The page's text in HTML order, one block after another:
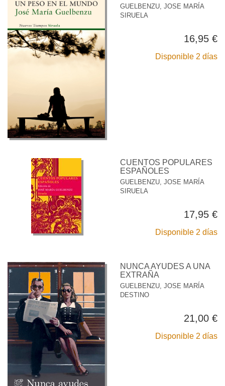
GUELBENZU, JOSE MARÍA
SIRUELA
16,95 €
Disponible 2 días
CUENTOS POPULARES
ESPAÑOLES
GUELBENZU, JOSE MARÍA
SIRUELA
17,95 €
Disponible 2 días
NUNCA AYUDES A UNA
EXTRAÑA
GUELBENZU, JOSE MARÍA
DESTINO
21,00 €
Disponible 2 días